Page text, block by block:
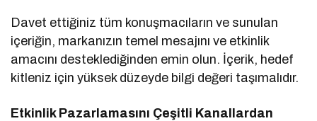
Davet ettiğiniz tüm konuşmacıların ve sunulan
içeriğin, markanızın temel mesajını ve etkinlik
amacını desteklediğinden emin olun. İçerik, hedef
kitleniz için yüksek düzeyde bilgi değeri taşımalıdır.
Etkinlik Pazarlamasını Çeşitli Kanallardan